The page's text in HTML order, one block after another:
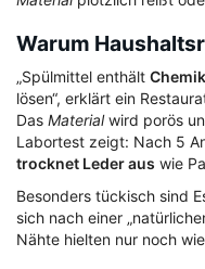
Warum
„Spülmittel enthält
lösen“, erklärt ein
Das Materialwird porös
Labortest zeigt: Nach 5
trocknet Leder aus wie
Besonders tückisch sind
sich nach einer
Nähte hielten nur noch